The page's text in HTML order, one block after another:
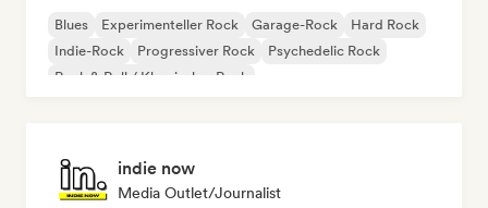
Blues Experimenteller Rock Garage-Rock
Hard Rock
Indie-Rock
Progressiver Rock
Psychedelic Rock
Rock & Roll / Klassischer Rock
indie now
Media Outlet/Journalist